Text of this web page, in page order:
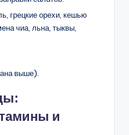
грецкие орехи, кешью
чиа, льна, тыквы,
выше).
и